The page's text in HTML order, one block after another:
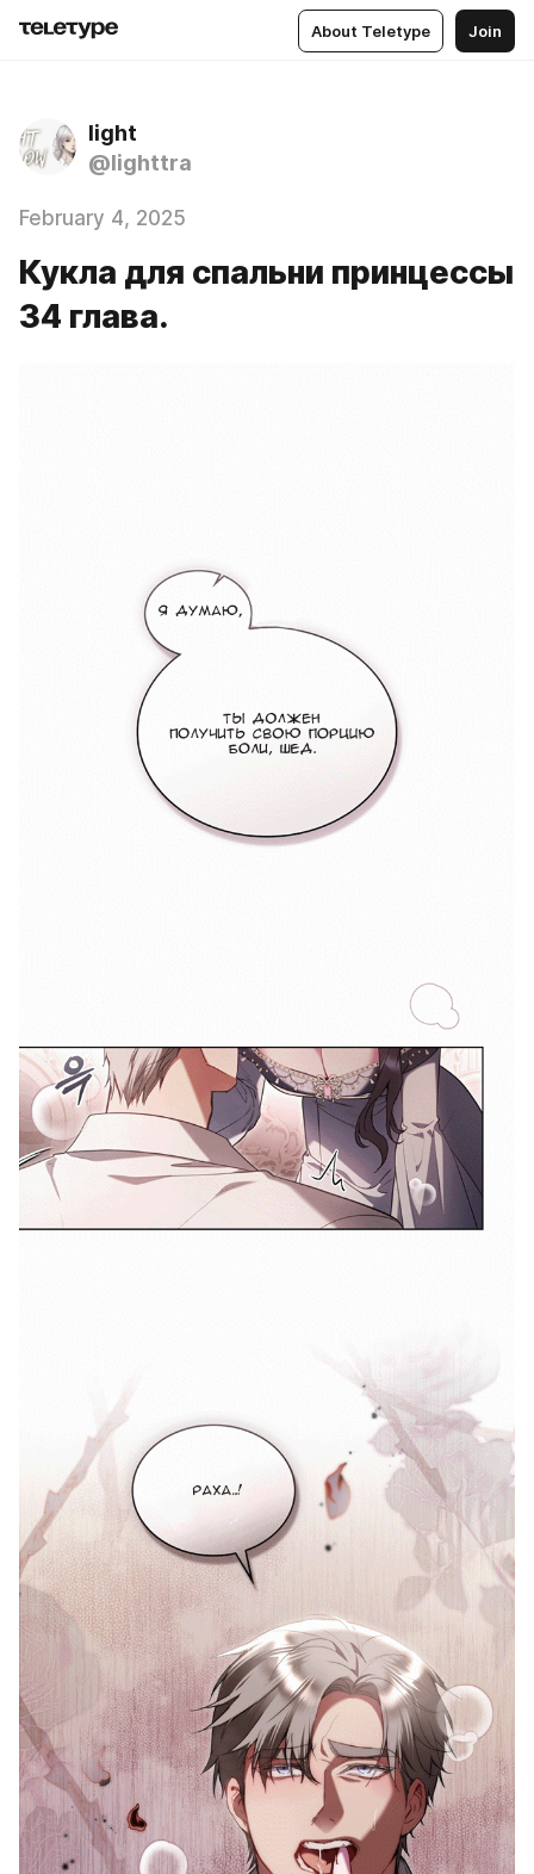
About Teletype Join
light
@lighttra
February 4, 2025
Кукла для спальни принцессы
34 глава.